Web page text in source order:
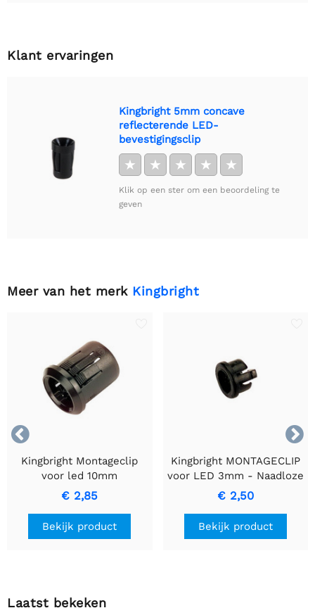
Klant ervaringen
Kingbright 5mm concave
reflecterende LED-
bevestigingsclip
★ ★ ★ ★ ★
Klik op een ster om een beoordeling te
geven
Meer van het merk Kingbright


Kingbright Montageclip
voor led 10mm
€ 2,85
Bekijk product
Kingbright MONTAGECLIP
voor LED 3mm - Naadloze
Installatie en Stabiliteit
€ 2,50
Bekijk product
Laatst bekeken